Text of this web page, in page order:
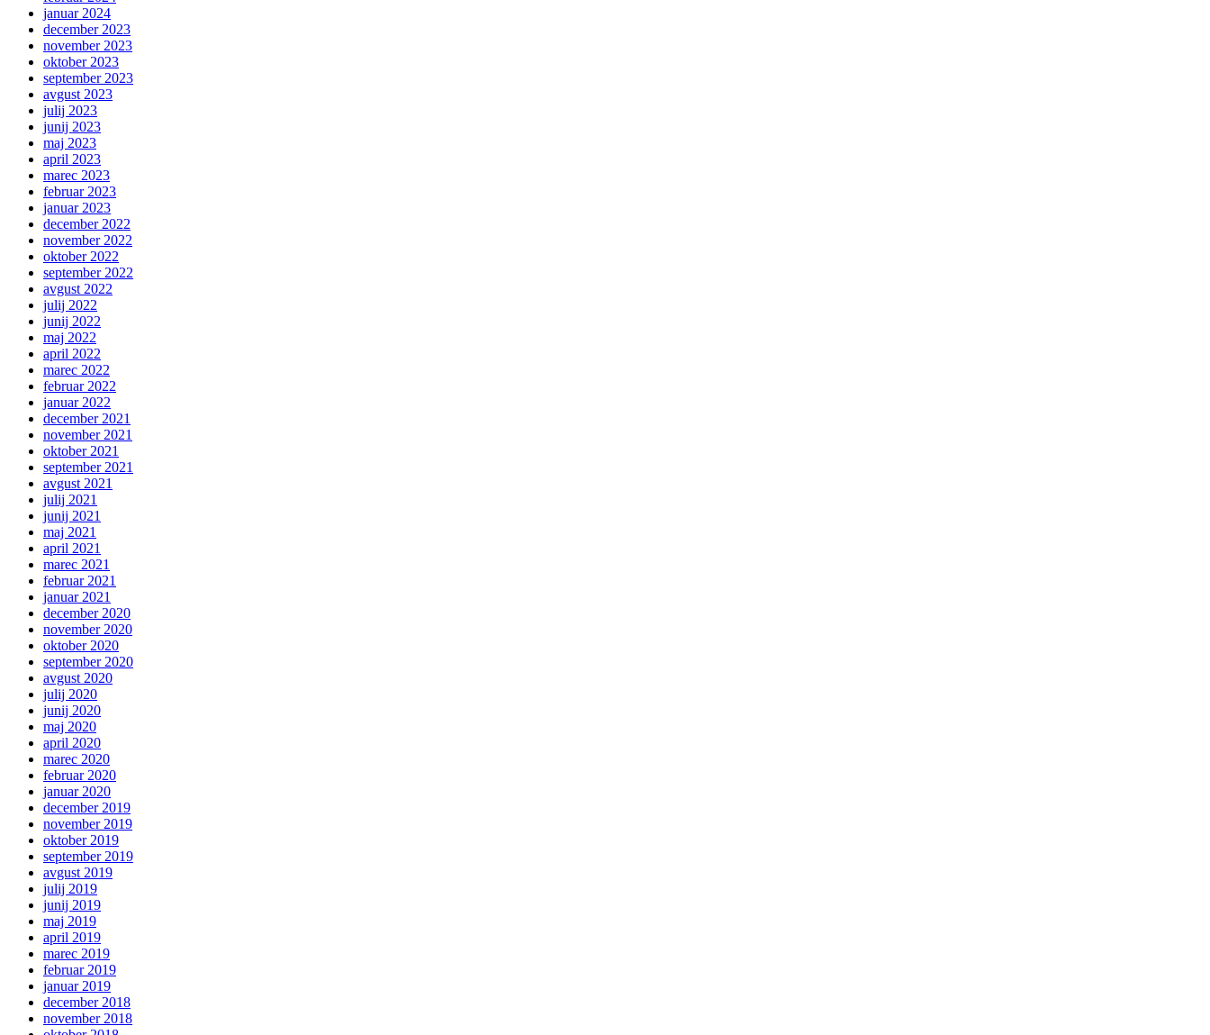
januar 2024
december 2023
november 2023
oktober 2023
september 2023
avgust 2023
julij 2023
junij 2023
maj 2023
april 2023
marec 2023
februar 2023
januar 2023
december 2022
november 2022
oktober 2022
september 2022
avgust 2022
julij 2022
junij 2022
maj 2022
april 2022
marec 2022
februar 2022
januar 2022
december 2021
november 2021
oktober 2021
september 2021
avgust 2021
julij 2021
junij 2021
maj 2021
april 2021
marec 2021
februar 2021
januar 2021
december 2020
november 2020
oktober 2020
september 2020
avgust 2020
julij 2020
junij 2020
maj 2020
april 2020
marec 2020
februar 2020
januar 2020
december 2019
november 2019
oktober 2019
september 2019
avgust 2019
julij 2019
junij 2019
maj 2019
april 2019
marec 2019
februar 2019
januar 2019
december 2018
november 2018